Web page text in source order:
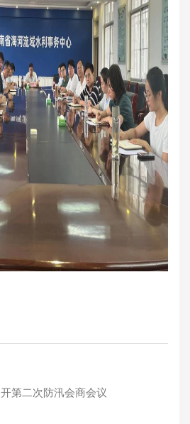
第二次防汛会商会议